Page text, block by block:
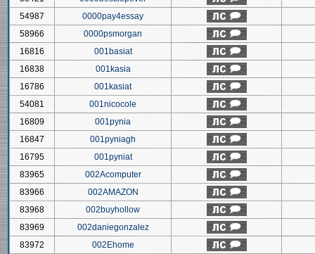
54987
0000pay4essay
58966
0000psmorgan
16816
001basiat
16838
001kasia
16786
001kasiat
54081
001nicocole
16809
001pynia
16847
001pyniagh
16795
001pyniat
83965
002Acomputer
83966
002AMAZON
83968
002buyhollow
83969
002daniegonzalez
83972
002Ehome